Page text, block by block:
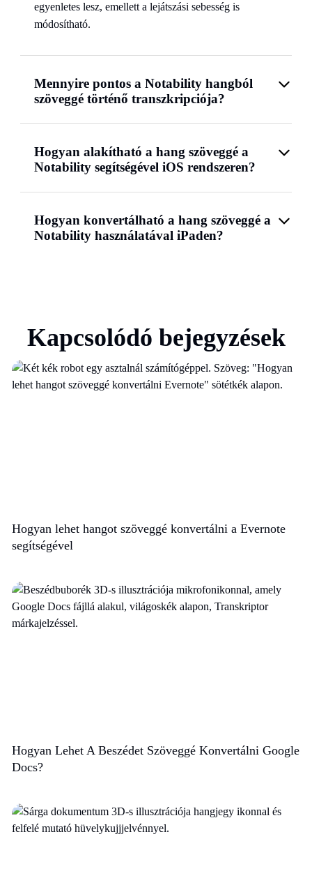
egyenletes lesz, emellett a lejátszási sebesség is
módosítható.
Mennyire pontos a Notability hangból
szöveggé történő transzkripciója?
Hogyan alakítható a hang szöveggé a
Notability segítségével iOS rendszeren?
Hogyan konvertálható a hang szöveggé a
Notability használatával iPaden?
Kapcsolódó bejegyzések
Hogyan lehet hangot szöveggé konvertálni a Evernote
segítségével
Hogyan Lehet A Beszédet Szöveggé Konvertálni Google
Docs?